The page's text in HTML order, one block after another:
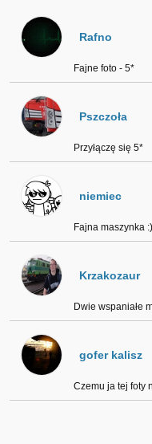
Rafno
Fajne foto - 5*
Pszczoła
Przyłączę się 5*
niemiec
Fajna maszynka :)
Krzakozaur
Dwie wspaniałe
gofer kalisz
Czemu ja tej foty